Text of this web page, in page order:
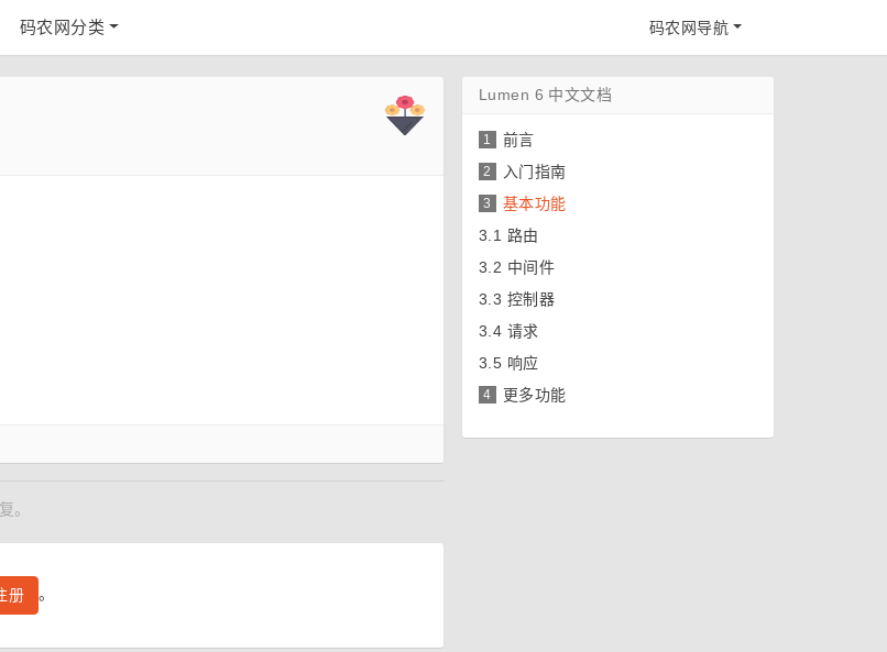
码农网分类 码农网导航
。
册 。
Lumen 6 中文文档
1 前言
2 入门指南
3
基本功能
3.1 路由
3.2 中间件
3.3 控制器
3.4 请求
3.5 响应
4 更多功能